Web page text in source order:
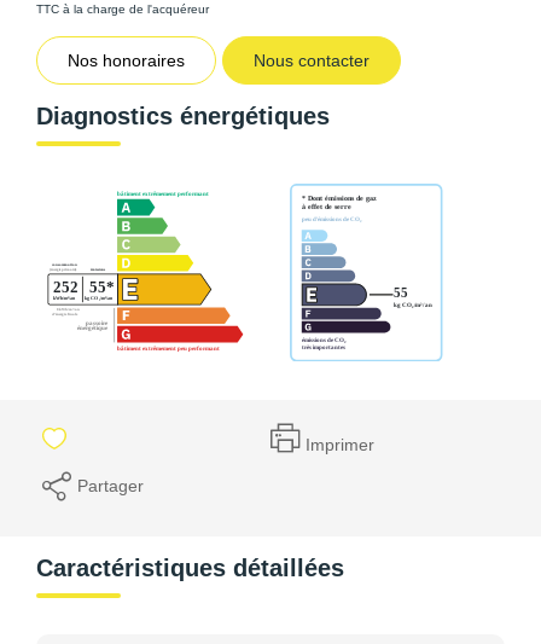
TTC à la charge de l'acquéreur
Nos honoraires Nous contacter
Diagnostics énergétiques
Imprimer
Partager
Caractéristiques détaillées